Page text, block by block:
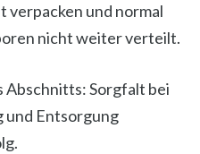
und normal
nicht weiter verteilt.
Abschnitts: Sorgfalt bei
und Entsorgung